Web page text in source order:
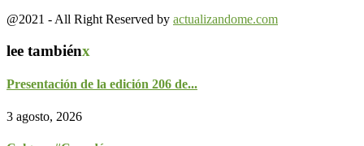
@2021 - All Right Reserved by actualizandome.com
lee tambiénx
Presentación de la edición 206 de...
3 agosto, 2026